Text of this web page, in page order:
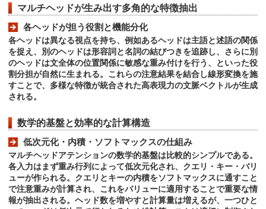
マルチヘッドが生み出す多角的な特徴抽出
各ヘッドが担う役割と機能分化
各ヘッドは異なる視点を持ち、例如あるヘッドは主語と述語の関係
を捉え、別のヘッドは形容詞と名詞の結びつきを追跡し、さらに別
のヘッドは文全体の位置関係に敏感な重み付けを行う、といった役
割分担が自然に生まれる。これらの注意結果を結合し線形変換を施
すことで、多様な特徴が統合された高表現力の文脈ベクトルが生成
される。
数学的基盤と効率的な計算構造
低次元化・内積・ソフトマックスの仕組み
マルチヘッドアテンションの数学的基盤は比較的シンプルである。
各入力はまず重み行列によって低次元化され、クエリ・キー・バリ
ューが作られる。クエリとキーの内積をソフトマックスに通すこと
で注意重みが計算され、これをバリューに適用することで重要な情
報が抽出される。ヘッド数を増やすと計算量は増えるが、一つひと